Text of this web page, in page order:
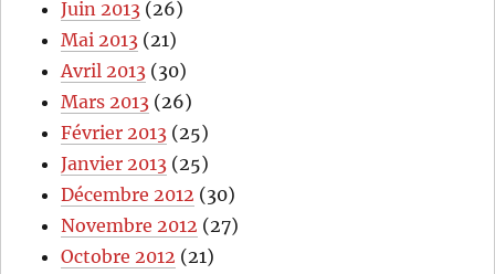
Juin 2013 (26)
Mai 2013 (21)
Avril 2013 (30)
Mars 2013 (26)
Février 2013 (25)
Janvier 2013 (25)
Décembre 2012 (30)
Novembre 2012 (27)
Octobre 2012 (21)